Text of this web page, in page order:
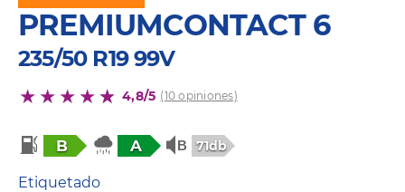
PREMIUMCONTACT 6
235/50 R19 99V
4,8/5 (10 opiniones)
B A 71db
Etiquetado